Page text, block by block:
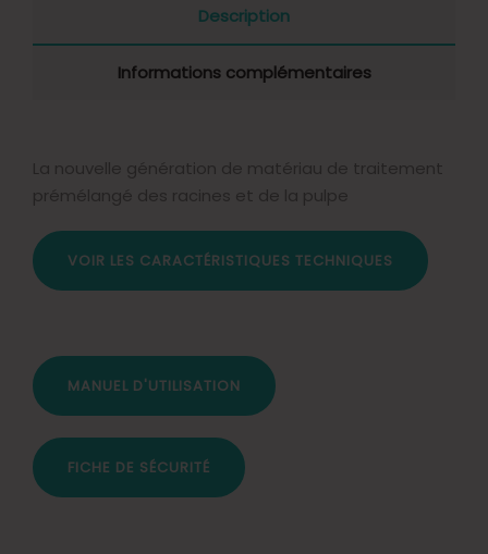
Description
Informations complémentaires
La nouvelle génération de matériau de traitement
prémélangé des racines et de la pulpe
VOIR LES CARACTÉRISTIQUES TECHNIQUES
MANUEL D'UTILISATION
FICHE DE SÉCURITÉ